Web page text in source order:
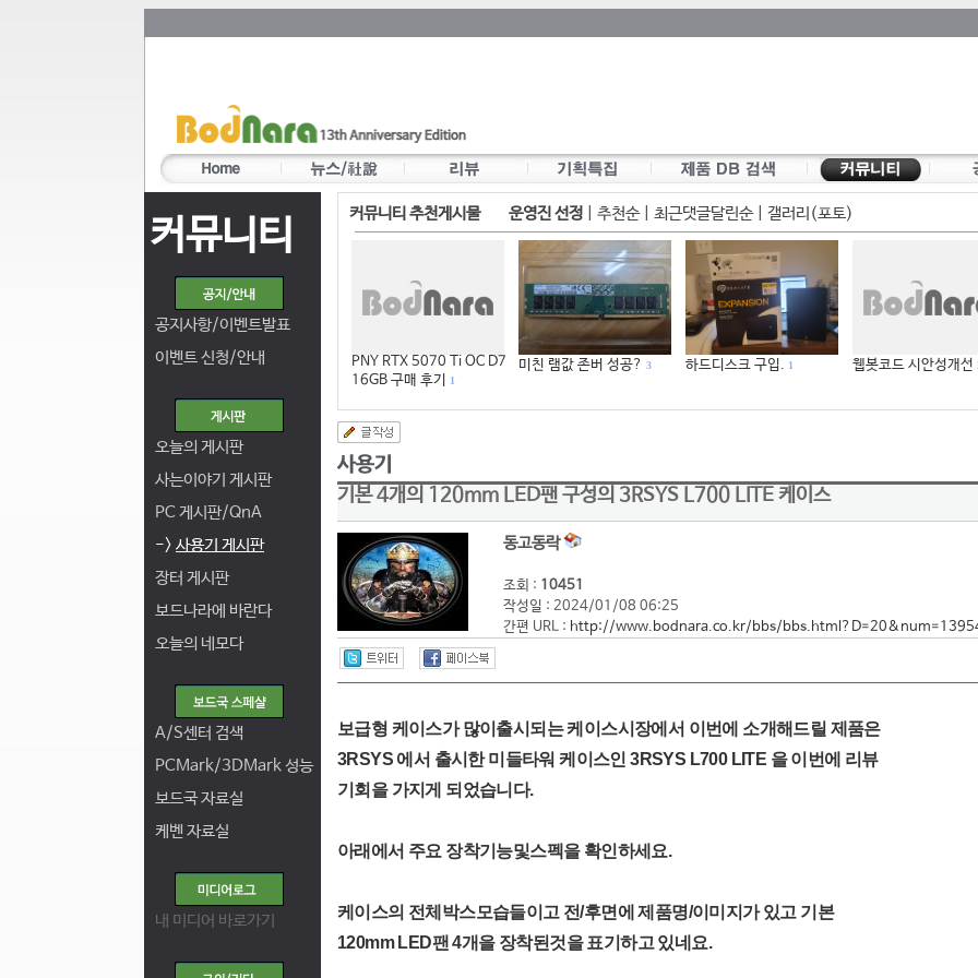
커뮤니티
공지사항/이벤트발표
이벤트 신청/안내
오늘의 게시판
사는이야기 게시판
PC 게시판/QnA
-> 사용기 게시판
장터 게시판
보드나라에 바란다
오늘의 네모다
A/S센터 검색
PCMark/3DMark 성능
보드국 자료실
케벤 자료실
내 미디어 바로가기
커뮤니티 추천게시물 운영진 선정 추천순| 최근댓글달린순| 갤러리(포토)
PNY RTX 5070 Ti OC D7
16GB 구매 후기
1
미친 램값 존버 성공? 3 하드디스크 구입. 1 웹봇코드 시안성개선
기본 4개의 120mm LED팬 구성의 3RSYS L700 LITE 케이스
동고동락
조회 : 10451
작성일 : 2024/01/08 06:25
간편 URL : http://www.bodnara.co.kr/bbs/
보급형 케이스가 많이출시되는 케이스시장에서 이번에 소개해드릴 제품은
3RSYS 에서 출시한 미들타워 케이스인 3RSYS L700 LITE 을 이번에 리뷰
기회을 가지게 되었습니다.
아래에서 주요 장착기능및스펙을 확인하세요.
케이스의 전체박스모습들이고 전/후면에 제품명/이미지가 있고 기본
120mm LED팬 4개을 장착된것을 표기하고 있네요.